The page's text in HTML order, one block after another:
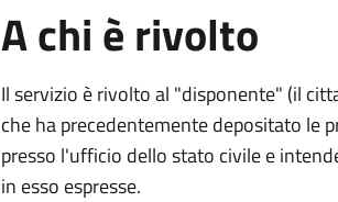
A chi è rivolto
Il servizio è rivolto al "disponente" (il
che ha precedentemente depositato le
presso l'ufficio dello stato civile e
in esso espresse.